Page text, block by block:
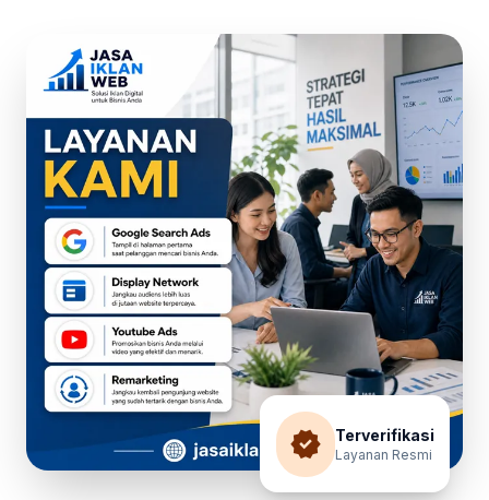
verified Terverifikasi
Layanan Resmi